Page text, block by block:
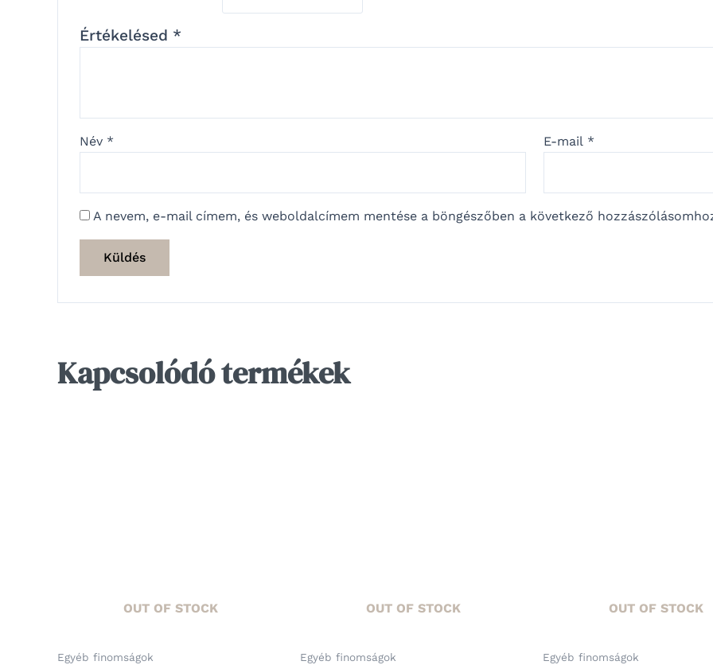
Értékelésed *
Név * E-mail *
A nevem, e-mail címem, és weboldalcímem mentése a böngészőben a következő
Kapcsolódó termékek
OUT OF STOCK
Egyéb finomságok
OUT OF STOCK
Egyéb finomságok
OUT OF STOCK
Egyéb finomságok